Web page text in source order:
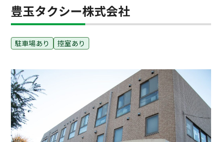
豊玉タクシー株式会社
駐車場あり 控室あり